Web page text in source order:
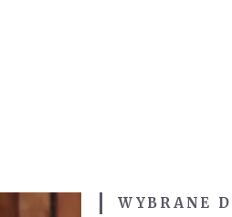
WYBRANE